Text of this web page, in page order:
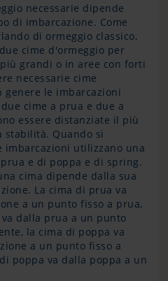
necessarie dipende
di imbarcazione. Come
di ormeggio classico,
cime d'ormeggio per
grandi o in aree con forti
necessarie cime
genere le imbarcazioni
cime a prua e due a
essere distanziate il più
Quando si
imbarcazioni utilizzano una
e di poppa e di spring.
cima dipende dalla sua
La cima di prua va
a un punto fisso a prua,
dalla prua a un punto
la cima di poppa va
a un punto fisso a
poppa va dalla poppa a un